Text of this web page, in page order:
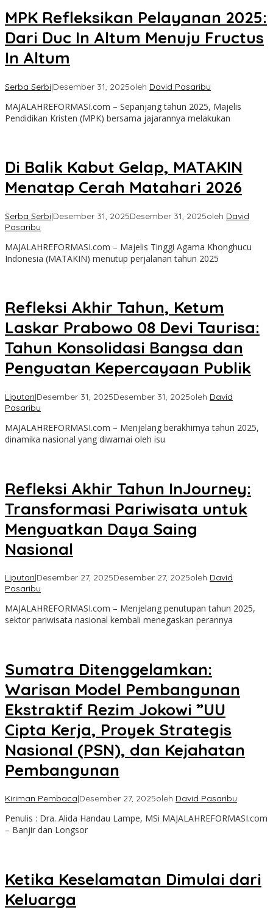
MPK Refleksikan Pelayanan 2025:
Dari Duc In Altum Menuju Fructus
In Altum
Serba Serbi|Desember 31, 2025oleh David Pasaribu
MAJALAHREFORMASI.com – Sepanjang tahun 2025, Majelis
Pendidikan Kristen (MPK) bersama jajarannya melakukan
Di Balik Kabut Gelap, MATAKIN
Menatap Cerah Matahari 2026
Serba Serbi|Desember 31, 2025Desember 31, 2025oleh David
Pasaribu
MAJALAHREFORMASI.com – Majelis Tinggi Agama Khonghucu
Indonesia (MATAKIN) menutup perjalanan tahun 2025
Refleksi Akhir Tahun, Ketum
Laskar Prabowo 08 Devi Taurisa:
Tahun Konsolidasi Bangsa dan
Penguatan Kepercayaan Publik
Liputan|Desember 31, 2025Desember 31, 2025oleh David
Pasaribu
MAJALAHREFORMASI.com – Menjelang berakhirnya tahun 2025,
dinamika nasional yang diwarnai oleh isu
Refleksi Akhir Tahun InJourney:
Transformasi Pariwisata untuk
Menguatkan Daya Saing
Nasional
Liputan|Desember 27, 2025Desember 27, 2025oleh David
Pasaribu
MAJALAHREFORMASI.com – Menjelang penutupan tahun 2025,
sektor pariwisata nasional kembali menegaskan perannya
Sumatra Ditenggelamkan:
Warisan Model Pembangunan
Ekstraktif Rezim Jokowi ”UU
Cipta Kerja, Proyek Strategis
Nasional (PSN), dan Kejahatan
Pembangunan
Kiriman Pembaca|Desember 27, 2025oleh David Pasaribu
Penulis : Dra. Alida Handau Lampe, MSi MAJALAHREFORMASI.com
– Banjir dan Longsor
Ketika Keselamatan Dimulai dari
Keluarga